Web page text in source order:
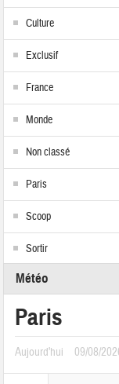
Culture
Exclusif
France
Monde
Non classé
Paris
Scoop
Sortir
Météo
Paris
Aujourd'hui 09/08/